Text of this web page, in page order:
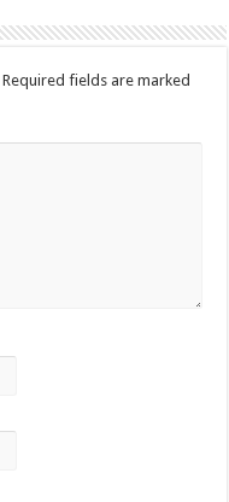
Required fields are marked